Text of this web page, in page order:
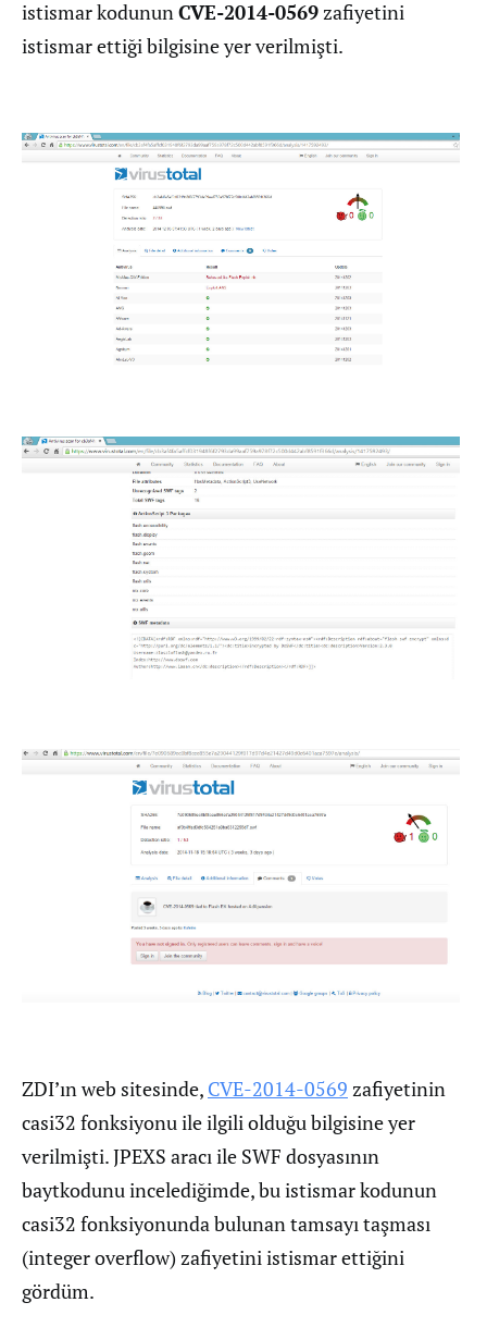
istismar kodunun CVE-2014-0569 zafiyetini
istismar ettiği bilgisine yer verilmişti.
ZDI’ın web sitesinde, CVE-2014-0569 zafiyetinin
casi32 fonksiyonu ile ilgili olduğu bilgisine yer
verilmişti. JPEXS aracı ile SWF dosyasının
baytkodunu incelediğimde, bu istismar kodunun
casi32 fonksiyonunda bulunan tamsayı taşması
(integer overflow) zafiyetini istismar ettiğini
gördüm.